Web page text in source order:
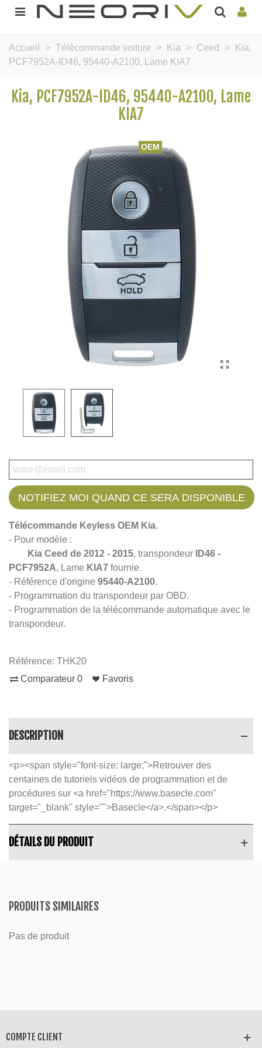
Accueil > Télécommande voiture > Kia > Ceed >
Kia,
PCF7952A-ID46, 95440-A2100, Lame KIA7
Kia, PCF7952A-ID46, 95440-A2100, Lame
KIA7
OEM
NOTIFIEZ MOI QUAND CE SERA DISPONIBLE
Télécommande Keyless OEM Kia.
- Pour modèle :
Kia Ceed de 2012 - 2015, transpondeur
ID46 -
PCF7952A, Lame KIA7 fournie.
- Référence d'origine 95440-A2100.
- Programmation du transpondeur par OBD.
- Programmation de la télécommande automatique avec le
transpondeur.
Référence: THK20
Comparateur 0 Favoris
DESCRIPTION
<p><span style="font-size: large;">Retrouver des
centaines de tutoriels vidéos de programmation et de
procédures sur <a href="https://www.basecle.com"
target="_blank" style="">Basecle</a>.</span></p>
DÉTAILS DU PRODUIT
PRODUITS SIMILAIRES
Pas de produit
COMPTE CLIENT